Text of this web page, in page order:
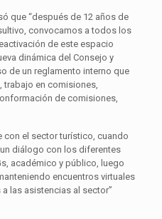
que “después de 12 años de
convocamos a todos los
de este espacio
dinámica del Consejo y
de un reglamento interno que
en comisiones,
de comisiones,
con el sector turístico, cuando
diálogo con los diferentes
académico y público, luego
encuentros virtuales
las asistencias al sector”